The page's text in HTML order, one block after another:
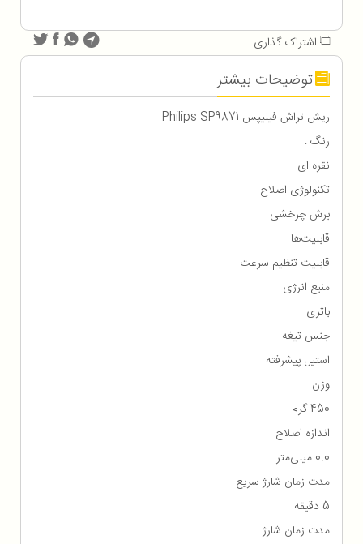
اشتراک گذاری
توضیحات بیشتر
ریش تراش فیلیپس Philips SP9871
رنگ :
نقره ای
تکنولوژی اصلاح
برش چرخشی
قابلیت‌ها
قابلیت تنظیم سرعت
منبع انرژی
باتری
جنس تیغه
استیل پیشرفته
وزن
450 گرم
اندازه اصلاح
0.0 میلی‌متر
مدت زمان شارژ سریع
5 دقیقه
مدت زمان شارژ